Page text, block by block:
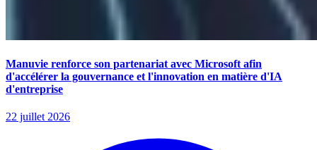
Manuvie renforce son partenariat avec Microsoft afin
d'accélérer la gouvernance et l'innovation en matière d'IA
d'entreprise
22 juillet 2026